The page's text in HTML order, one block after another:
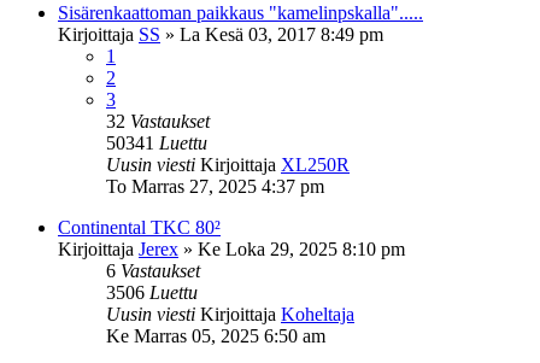
Sisärenkaattoman paikkaus "kamelinpskalla".....
Kirjoittaja SS » La Kesä 03, 2017 8:49 pm
1
2
3
32 Vastaukset
50341 Luettu
Uusin viesti Kirjoittaja XL250R
To Marras 27, 2025 4:37 pm
Continental TKC 80²
Kirjoittaja Jerex » Ke Loka 29, 2025 8:10 pm
6 Vastaukset
3506 Luettu
Uusin viesti Kirjoittaja Koheltaja
Ke Marras 05, 2025 6:50 am